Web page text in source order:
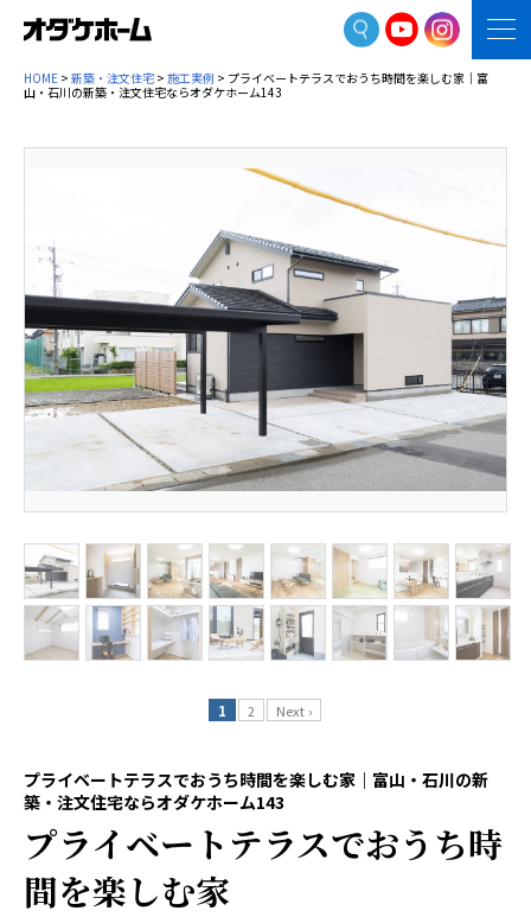
HOME > 新築・注文住宅 > 施工実例 > プライベートテラスでおうち時間を楽しむ家｜富
山・石川の新築・注文住宅ならオダケホーム143
プライベートテラスでおうち時間を楽しむ家｜富山・石川の新
築・注文住宅ならオダケホーム143
プライベートテラスでおうち時
間を楽しむ家
1 2 Next ›